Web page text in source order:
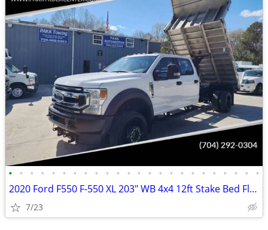
• • • • • • • • • • • • • • • • • • • • • • • •
2020 Ford F550 F-550 XL 203" WB 4x4 12ft Stake Bed Flatbed Dump Truck
7/23